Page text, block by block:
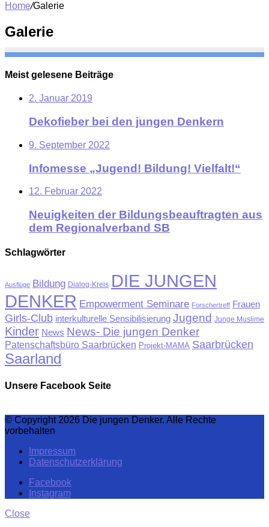
Home/Galerie
Galerie
Meist gelesene Beiträge
2. Januar 2019
Dekofieber bei den jungen Denkern
9. September 2022
Infomesse „Jugend! Bildung! Vielfalt!“
12. Februar 2022
Neuigkeiten der Bildungsbeauftragten aus
dem Regionalverband SB
Schlagwörter
Ausflüge Bildung Dialog-Kreis DIE JUNGEN
DENKER Empowerment Seminare Forschertreff Frauen
Girls-Club interkulturelle Sensibilisierung Jugend Junge Muslime
Kinder News News- Die jungen Denker
Patenschaftsbüro Saarbrücken Projekt-MAMA Saarbrücken
Saarland
Unsere Facebook Seite
© Copyright 2026 Die jungen Denker. Alle Rechte
vorbehalten
Impressum
Datenschutzerklärung
Facebook
Instagram
Close